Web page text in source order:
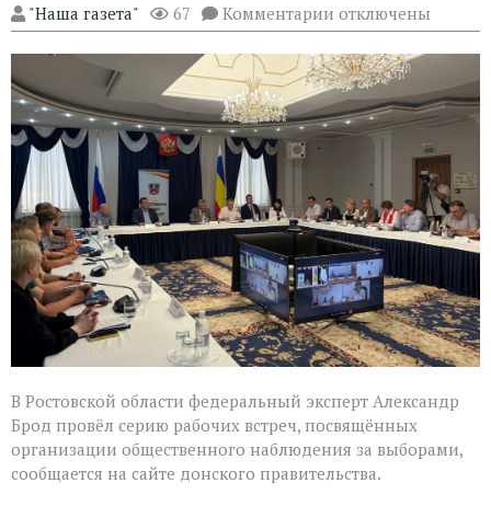
"Наша газета" 67 Комментарии к
записи
Эксперт
Александр
Брод
высоко
оценил
подготовку
наблюдателей
Ростовской
области
отключены
В Ростовской области федеральный эксперт Александр
Брод провёл серию рабочих встреч, посвящённых
организации общественного наблюдения за выборами,
сообщается на сайте донского правительства.